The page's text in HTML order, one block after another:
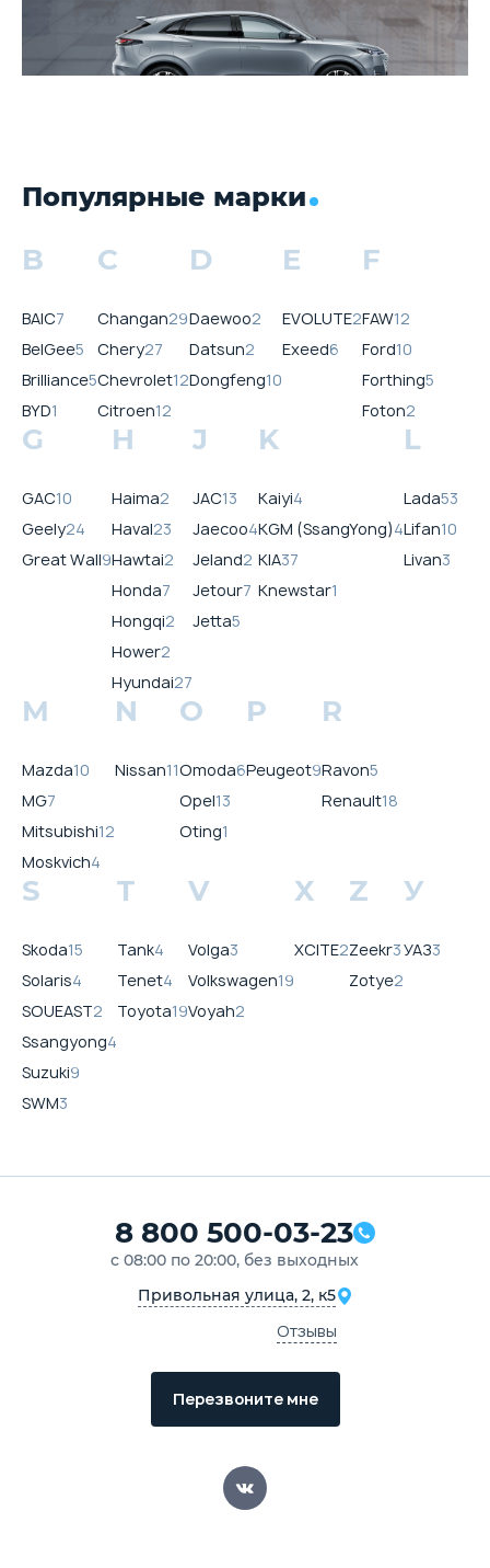
Популярные марки
B
BAIC7
BelGee5
Brilliance5
BYD1
C
Changan29
Chery27
Chevrolet12
Citroen12
D
Daewoo2
Datsun2
Dongfeng10
E
EVOLUTE2
Exeed6
F
FAW12
Ford10
Forthing5
Foton2
G
GAC10
Geely24
Great Wall9
H
Haima2
Haval23
Hawtai2
Honda7
Hongqi2
Hower2
Hyundai27
J
JAC13
Jaecoo4
Jeland2
Jetour7
Jetta5
K
Kaiyi4
KGM (SsangYong)4
KIA37
Knewstar1
L
Lada53
Lifan10
Livan3
M
Mazda10
MG7
Mitsubishi12
Moskvich4
N
Nissan11
O
Omoda6
Opel13
Oting1
P
Peugeot9
R
Ravon5
Renault18
S
Skoda15
Solaris4
SOUEAST2
Ssangyong4
Suzuki9
SWM3
T
Tank4
Tenet4
Toyota19
V
Volga3
Volkswagen19
Voyah2
X
XCITE2
Z
Zeekr3
Zotye2
У
УАЗ3
8 800 500-03-23
с 08:00 по 20:00, без выходных
Привольная улица, 2, к5
Отзывы
Перезвоните мне